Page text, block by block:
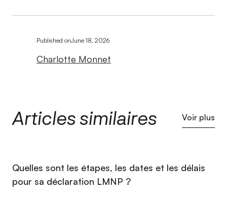
Published onJune 18, 2026
Charlotte Monnet
Articles similaires Voir plus
⁠Quelles sont les étapes, les dates et les délais
pour sa déclaration LMNP ?